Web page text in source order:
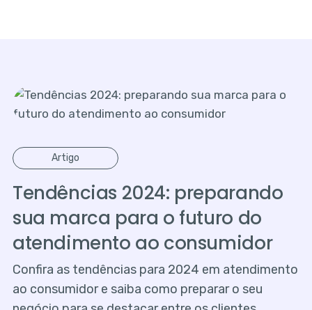
Artigo
Tendências 2024: preparando
sua marca para o futuro do
atendimento ao consumidor
Confira as tendências para 2024 em atendimento
ao consumidor e saiba como preparar o seu